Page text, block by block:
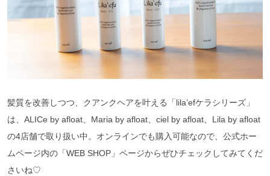
髪質を改善しつつ、クアンクヘアを叶える「lila’efケラシリーズ」
は、ALICe by afloat、Maria by afloat、ciel by afloat、Lila by afloat
の4店舗で取り扱い中。オンラインでも購入可能なので、公式ホー
ムページ内の「WEB SHOP」ページからぜひチェックしてみてくだ
さいね♡